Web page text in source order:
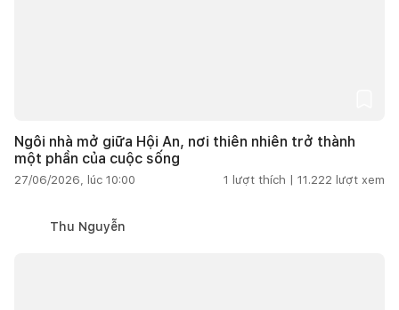
Ngôi nhà mở giữa Hội An, nơi thiên nhiên trở thành
một phần của cuộc sống
27/06/2026, lúc 10:00 1 lượt thích | 11.222 lượt xem
Thu Nguyễn